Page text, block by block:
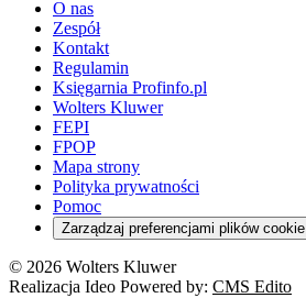
O nas
Zespół
Kontakt
Regulamin
Księgarnia Profinfo.pl
Wolters Kluwer
FEPI
FPOP
Mapa strony
Polityka prywatności
Pomoc
Zarządzaj preferencjami plików cookie
© 2026 Wolters Kluwer
Realizacja Ideo Powered by: CMS Edito